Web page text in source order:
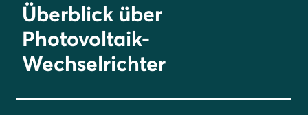
Überblick über
Photovoltaik-
Wechselrichter